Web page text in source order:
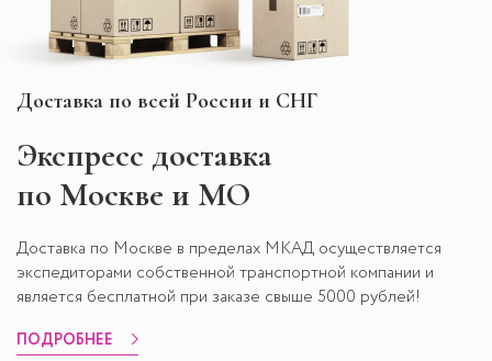
Доставка по всей России и СНГ
Экспресс доставка
по Москве и МО
Доставка по Москве в пределах МКАД осуществляется
экспедиторами собственной транспортной компании и
является бесплатной при заказе свыше 5000 рублей!
ПОДРОБНЕЕ